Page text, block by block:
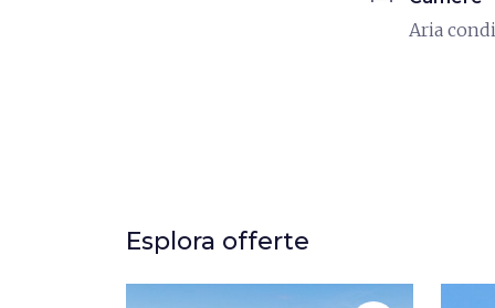
Aria
Esplora offerte